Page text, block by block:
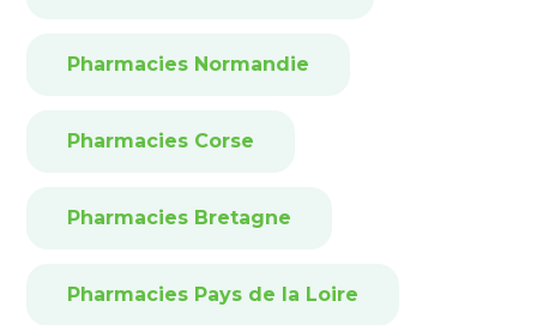
Pharmacies Normandie
Pharmacies Corse
Pharmacies Bretagne
Pharmacies Pays de la Loire